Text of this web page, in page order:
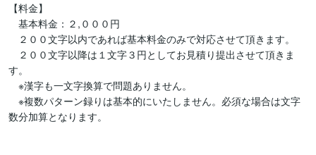
【料金】
基本料金：２,０００円
２００文字以内であれば基本料金のみで対応させて頂きます。
２００文字以降は１文字３円としてお見積り提出させて頂きま
す。
※漢字も一文字換算で問題ありません。
※複数パターン録りは基本的にいたしません。必須な場合は文字
数分加算となります。